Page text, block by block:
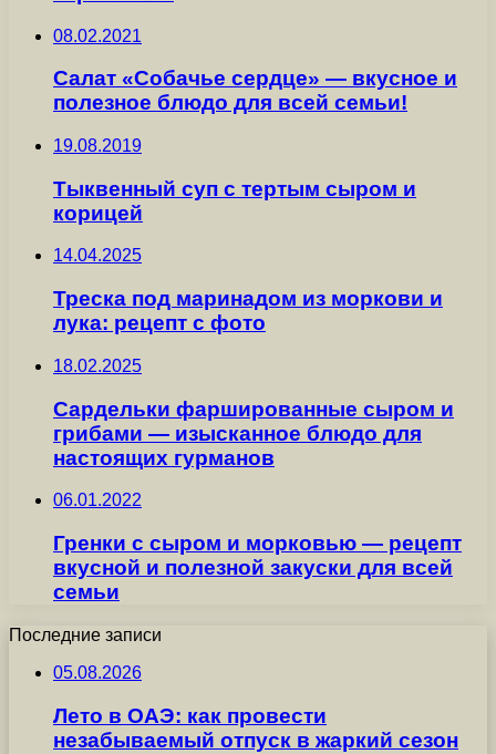
08.02.2021
Салат «Собачье сердце» — вкусное и
полезное блюдо для всей семьи!
19.08.2019
Тыквенный суп с тертым сыром и
корицей
14.04.2025
Треска под маринадом из моркови и
лука: рецепт с фото
18.02.2025
Сардельки фаршированные сыром и
грибами — изысканное блюдо для
настоящих гурманов
06.01.2022
Гренки с сыром и морковью — рецепт
вкусной и полезной закуски для всей
семьи
Последние записи
05.08.2026
Лето в ОАЭ: как провести
незабываемый отпуск в жаркий сезон